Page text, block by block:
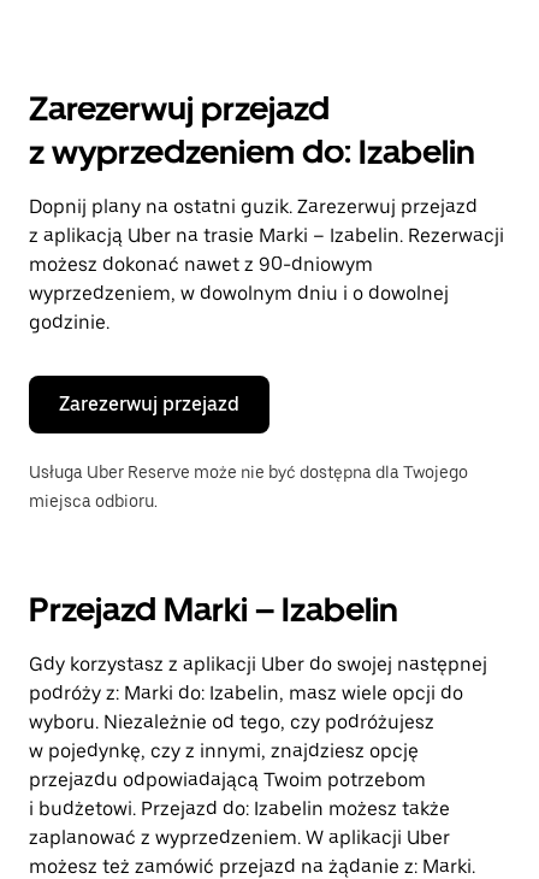
i wybrać
Naciśnij
klawisz
„Escape”,
aby
zamknąć
kalendarz.
Zarezerwuj przejazd
z wyprzedzeniem do: Izabelin
Dopnij plany na ostatni guzik. Zarezerwuj przejazd
z aplikacją Uber na trasie Marki – Izabelin. Rezerwacji
możesz dokonać nawet z 90-dniowym
wyprzedzeniem, w dowolnym dniu i o dowolnej
godzinie.
Zarezerwuj przejazd
Usługa Uber Reserve może nie być dostępna dla Twojego
miejsca odbioru.
Przejazd Marki – Izabelin
Gdy korzystasz z aplikacji Uber do swojej następnej
podróży z: Marki do: Izabelin, masz wiele opcji do
wyboru. Niezależnie od tego, czy podróżujesz
w pojedynkę, czy z innymi, znajdziesz opcję
przejazdu odpowiadającą Twoim potrzebom
i budżetowi. Przejazd do: Izabelin możesz także
zaplanować z wyprzedzeniem. W aplikacji Uber
możesz też zamówić przejazd na żądanie z: Marki.